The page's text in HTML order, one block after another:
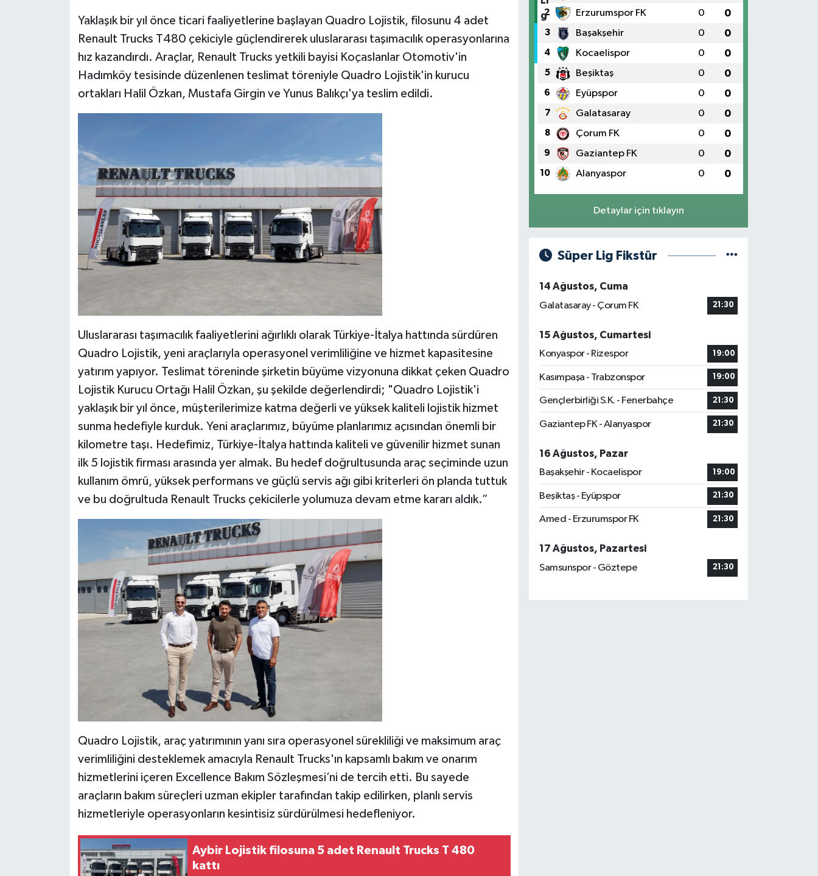
Yaklaşık bir yıl önce ticari faaliyetlerine başlayan Quadro Lojistik, filosunu 4 adet
Renault Trucks T480 çekiciyle güçlendirerek uluslararası taşımacılık operasyonlarına
hız kazandırdı. Araçlar, Renault Trucks yetkili bayisi Koçaslanlar Otomotiv'in
Hadımköy tesisinde düzenlenen teslimat töreniyle Quadro Lojistik'in kurucu
ortakları Halil Özkan, Mustafa Girgin ve Yunus Balıkçı'ya teslim edildi.
Uluslararası taşımacılık faaliyetlerini ağırlıklı olarak Türkiye-İtalya hattında sürdüren
Quadro Lojistik, yeni araçlarıyla operasyonel verimliliğine ve hizmet kapasitesine
yatırım yapıyor. Teslimat töreninde şirketin büyüme vizyonuna dikkat çeken Quadro
Lojistik Kurucu Ortağı Halil Özkan, şu şekilde değerlendirdi; "Quadro Lojistik'i
yaklaşık bir yıl önce, müşterilerimize katma değerli ve yüksek kaliteli lojistik hizmet
sunma hedefiyle kurduk. Yeni araçlarımız, büyüme planlarımız açısından önemli bir
kilometre taşı. Hedefimiz, Türkiye-İtalya hattında kaliteli ve güvenilir hizmet sunan
ilk 5 lojistik firması arasında yer almak. Bu hedef doğrultusunda araç seçiminde uzun
kullanım ömrü, yüksek performans ve güçlü servis ağı gibi kriterleri ön planda tuttuk
ve bu doğrultuda Renault Trucks çekicilerle yolumuza devam etme kararı aldık.”
Quadro Lojistik, araç yatırımının yanı sıra operasyonel sürekliliği ve maksimum araç
verimliliğini desteklemek amacıyla Renault Trucks'ın kapsamlı bakım ve onarım
hizmetlerini içeren Excellence Bakım Sözleşmesi’ni de tercih etti. Bu sayede
araçların bakım süreçleri uzman ekipler tarafından takip edilirken, planlı servis
hizmetleriyle operasyonların kesintisiz sürdürülmesi hedefleniyor.
Aybir Lojistik filosuna 5 adet Renault Trucks T 480
kattı
2 Erzurumspor FK 0 0
3 Başakşehir 0 0
4 Kocaelispor 0 0
5 Beşiktaş 0 0
6 Eyüpspor 0 0
7 Galatasaray 0 0
8 Çorum FK 0 0
9 Gaziantep FK 0 0
10 Alanyaspor 0 0
Detaylar için tıklayın
Süper Lig Fikstür
14 Ağustos, Cuma
Galatasaray - Çorum FK
21:30
15 Ağustos, Cumartesi
Konyaspor - Rizespor
19:00
Kasımpaşa - Trabzonspor 19:00
Gençlerbirliği S.K. - Fenerbahçe 21:30
Gaziantep FK - Alanyaspor 21:30
16 Ağustos, Pazar
Başakşehir - Kocaelispor
19:00
Beşiktaş - Eyüpspor 21:30
Amed - Erzurumspor FK 21:30
17 Ağustos, Pazartesi
Samsunspor - Göztepe
21:30